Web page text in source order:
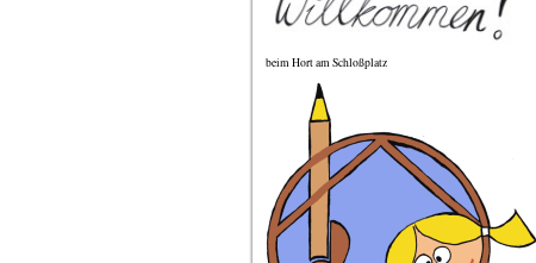
beim Hort am Schloßplatz